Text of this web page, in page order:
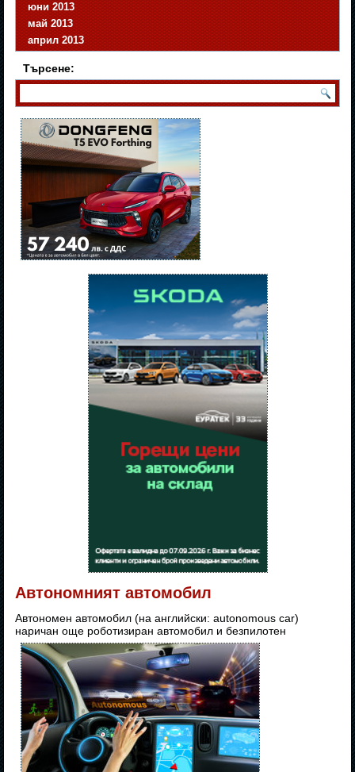
юни 2013
май 2013
април 2013
Търсене:
Автономният автомобил
Автономен автомобил (на английски: autonomous car)
наричан още роботизиран автомобил и безпилотен